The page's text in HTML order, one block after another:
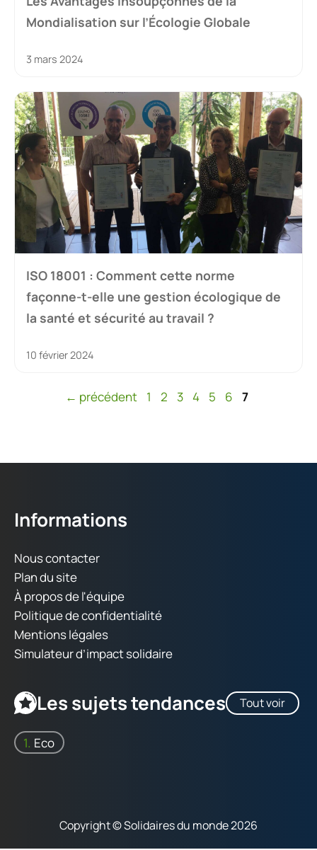
Mondialisation sur l’Écologie Globale
3 mars 2024
ISO 18001 : Comment cette norme
façonne-t-elle une gestion écologique de
la santé et sécurité au travail ?
10 février 2024
← précédent Page
1 Page
2 Page
3 Page
4 Page
5 Page
6 Page
7
Informations
Nous contacter
Plan du site
À propos de l'équipe
Politique de confidentialité
Mentions légales
Simulateur d’impact solidaire
Les sujets tendances Tout voir
Eco
Copyright © Solidaires du monde 2026